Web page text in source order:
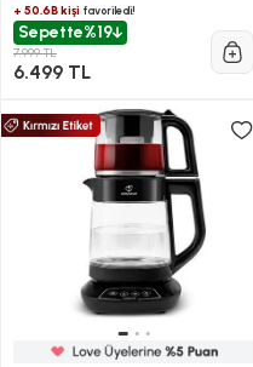
+ 50.6B kişi favoriledi!
Sepette%19
7.999 TL
6.499 TL